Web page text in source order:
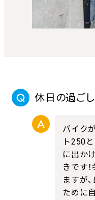
休日の過ご
バイク
ト250
に出か
きです
ますが
ために